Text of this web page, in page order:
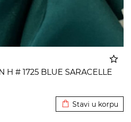
H # 1725 BLUE SARACELLE
Stavi u korpu